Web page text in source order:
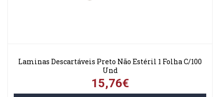
Laminas Descartáveis Preto Não Estéril 1 Folha C/100
Und
15,76€